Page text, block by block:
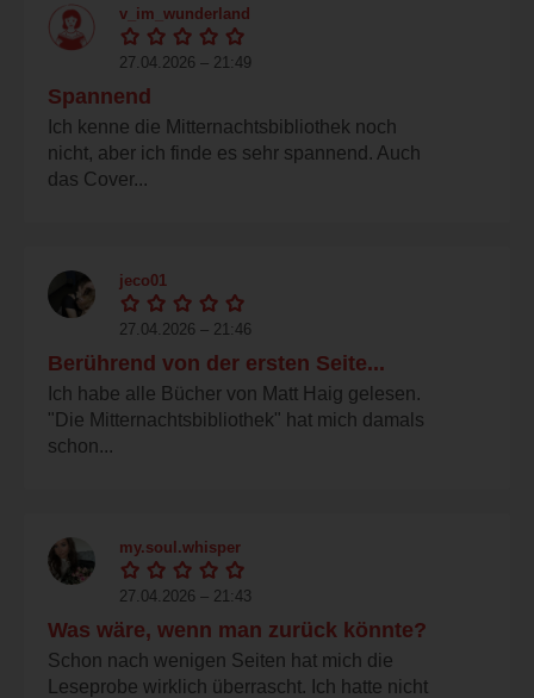
v_im_wunderland
27.04.2026 – 21:49
Spannend
Ich kenne die Mitternachtsbibliothek noch
nicht, aber ich finde es sehr spannend. Auch
das Cover...
jeco01
27.04.2026 – 21:46
Berührend von der ersten Seite...
Ich habe alle Bücher von Matt Haig gelesen.
"Die Mitternachtsbibliothek" hat mich damals
schon...
my.soul.whisper
27.04.2026 – 21:43
Was wäre, wenn man zurück könnte?
Schon nach wenigen Seiten hat mich die
Leseprobe wirklich überrascht. Ich hatte nicht